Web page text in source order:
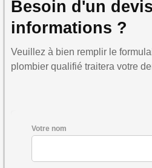
Besoin d'un
informations ?
Veuillez à bien remplir le
plombier qualifié traitera votre
Votre nom